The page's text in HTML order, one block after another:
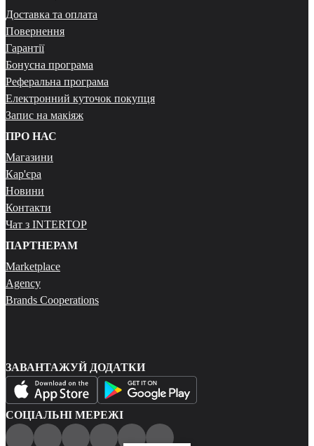
Доставка та оплата
Повернення
Гарантії
Бонусна програма
Реферальна програма
Електронний куточок покупця
Запис на макіяж
ПРО НАС
Магазини
Кар'єра
Новини
Контакти
Чат з INTERTOP
ПАРТНЕРАМ
Marketplace
Agency
Brands Cooperations
ЗАВАНТАЖУЙ ДОДАТКИ
СОЦІАЛЬНІ МЕРЕЖІ